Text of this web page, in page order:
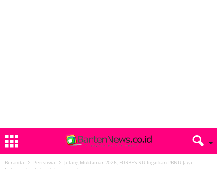
Beranda Peristiwa
Jelang Muktamar 2026, FORBES NU Ingatkan PBNU Jaga